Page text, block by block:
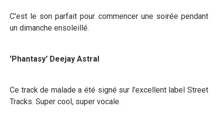
C'est le son parfait pour commencer une soirée pendant
un dimanche ensoleillé.
'Phantasy' Deejay Astral
Ce track de malade a été signé sur l'excellent label Street
Tracks. Super cool, super vocale.